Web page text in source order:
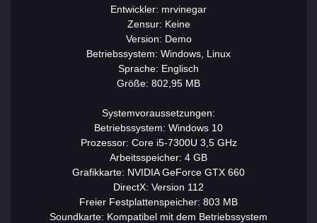
Entwickler: mrvinegar
Zensur: Keine
Version: Demo
Betriebssystem: Windows, Linux
Sprache: Englisch
Größe: 802,95 MB
Systemvoraussetzungen:
Betriebssystem: Windows 10
Prozessor: Core i5-7300U 3,5 GHz
Arbeitsspeicher: 4 GB
Grafikkarte: NVIDIA GeForce GTX 660
DirectX: Version 112
Freier Festplattenspeicher: 803 MB
Soundkarte: Kompatibel mit dem Betriebssystem